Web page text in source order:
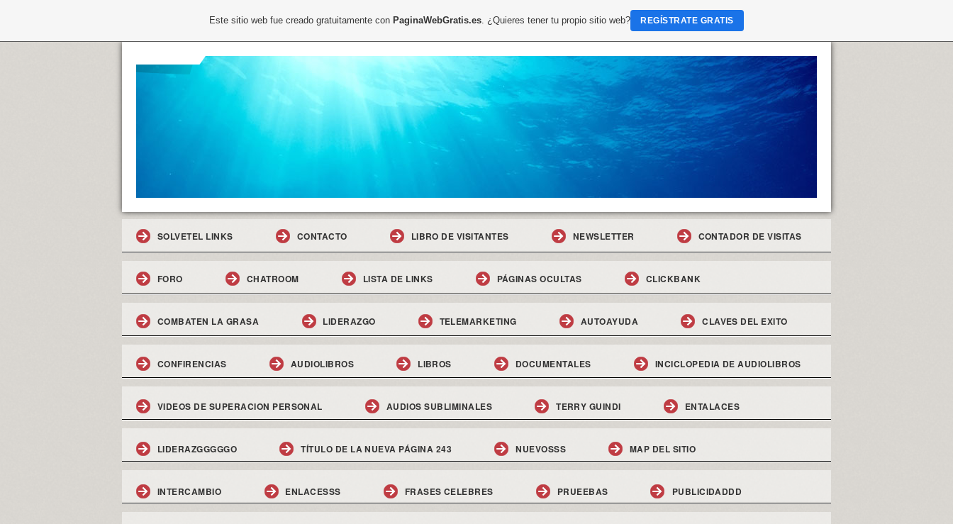
SOLVETEL LINKS CONTACTO LIBRO DE VISITANTES NEWSLETTER CONTADOR DE VISITAS
FORO CHATROOM LISTA DE LINKS PÁGINAS OCULTAS CLICKBANK
COMBATEN LA GRASA LIDERAZGO TELEMARKETING AUTOAYUDA CLAVES DEL EXITO
CONFIRENCIAS AUDIOLIBROS LIBROS DOCUMENTALES INCICLOPEDIA DE AUDIOLIBROS
VIDEOS DE SUPERACION PERSONAL AUDIOS SUBLIMINALES TERRY GUINDI ENTALACES
LIDERAZGGGGGO TÍTULO DE LA NUEVA PÁGINA 243 NUEVOSSS MAP DEL SITIO
INTERCAMBIO ENLACESSS FRASES CELEBRES PRUEEBAS PUBLICIDADDD
Este sitio web fue creado gratuitamente con PaginaWebGratis.es. ¿Quieres tener tu propio sitio web? REGÍSTRATE GRATIS